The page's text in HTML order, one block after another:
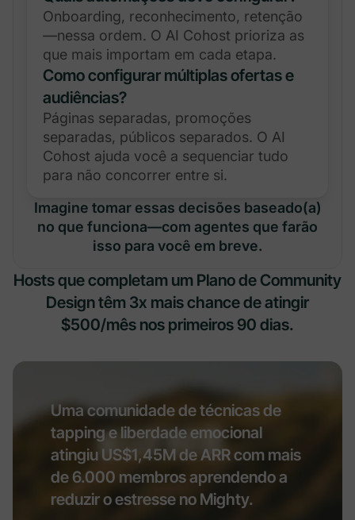
Onboarding, reconhecimento, retenção
—nessa ordem. O AI Cohost prioriza as
que mais importam em cada etapa.
Como configurar múltiplas ofertas e
audiências?
Páginas separadas, promoções
separadas, públicos separados. O AI
Cohost ajuda você a sequenciar tudo
para não concorrer entre si.
Imagine tomar essas decisões baseado(a)
no que funciona—com agentes que farão
isso para você em breve.
Hosts que completam um Plano de Community
Design têm 3x mais chance de atingir
$500/mês nos primeiros 90 dias.
Uma comunidade de técnicas de
tapping e liberdade emocional
atingiu US$1,45M de ARR com mais
de 6.000 membros aprendendo a
reduzir o estresse no Mighty.